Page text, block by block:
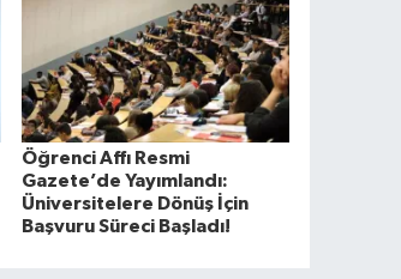
Öğrenci Affı Resmi
Gazete’de Yayımlandı:
Üniversitelere Dönüş İçin
Başvuru Süreci Başladı!